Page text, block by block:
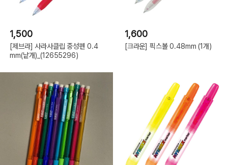
1,500
[제브라] 사라사클립 중성펜 0.4
mm(낱개)_(12655296)
1,600
[크라운] 픽스볼 0.48mm (1개)